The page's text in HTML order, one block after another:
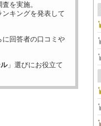
を実施。
ンキングを発表して
に回答者の口コミや
」選びにお役立て